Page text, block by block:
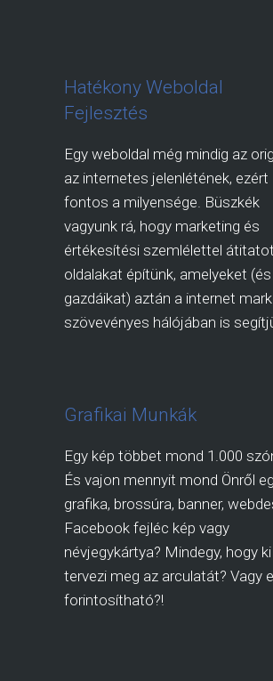
Hatékony Weboldal
Fejlesztés
Egy weboldal még mindig az
az internetes jelenlétének, ezért
fontos a milyensége. Büszkék
vagyunk rá, hogy marketing és
értékesítési szemlélettel
oldalakat építünk, amelyeket (és
gazdáikat) aztán a internet
szövevényes hálójában is
Grafikai Munkák
Egy kép többet mond 1.000
És vajon mennyit mond Önről
grafika, brossúra, banner,
Facebook fejléc kép vagy
névjegykártya? Mindegy, hogy ki
tervezi meg az arculatát? Vagy
forintosítható?!